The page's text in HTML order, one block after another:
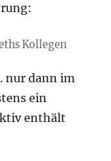
Kollegen
nur dann im
ein
enthält